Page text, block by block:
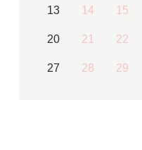
13 14 15
20 21 22
27 28 29